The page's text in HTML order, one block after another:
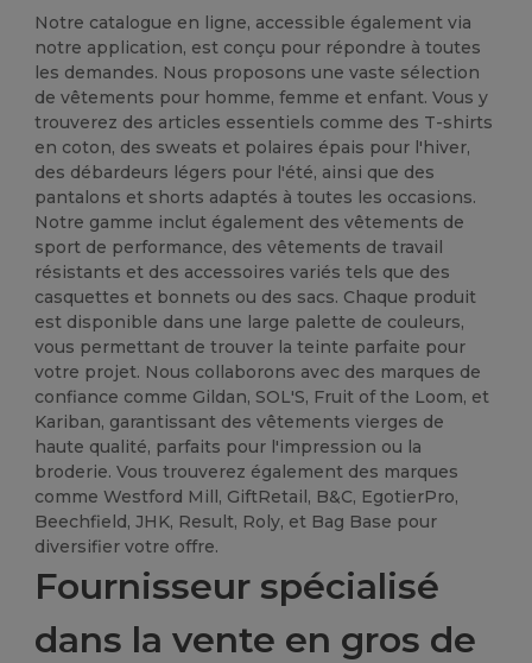
Notre catalogue en ligne, accessible également via
notre application, est conçu pour répondre à toutes
les demandes. Nous proposons une vaste sélection
de vêtements pour homme, femme et enfant. Vous y
trouverez des articles essentiels comme des T-shirts
en coton, des sweats et polaires épais pour l'hiver,
des débardeurs légers pour l'été, ainsi que des
pantalons et shorts adaptés à toutes les occasions.
Notre gamme inclut également des vêtements de
sport de performance, des vêtements de travail
résistants et des accessoires variés tels que des
casquettes et bonnets ou des sacs. Chaque produit
est disponible dans une large palette de couleurs,
vous permettant de trouver la teinte parfaite pour
votre projet. Nous collaborons avec des marques de
confiance comme Gildan, SOL'S, Fruit of the Loom, et
Kariban, garantissant des vêtements vierges de
haute qualité, parfaits pour l'impression ou la
broderie. Vous trouverez également des marques
comme Westford Mill, GiftRetail, B&C, EgotierPro,
Beechfield, JHK, Result, Roly, et Bag Base pour
diversifier votre offre.
Fournisseur spécialisé
dans la vente en gros de